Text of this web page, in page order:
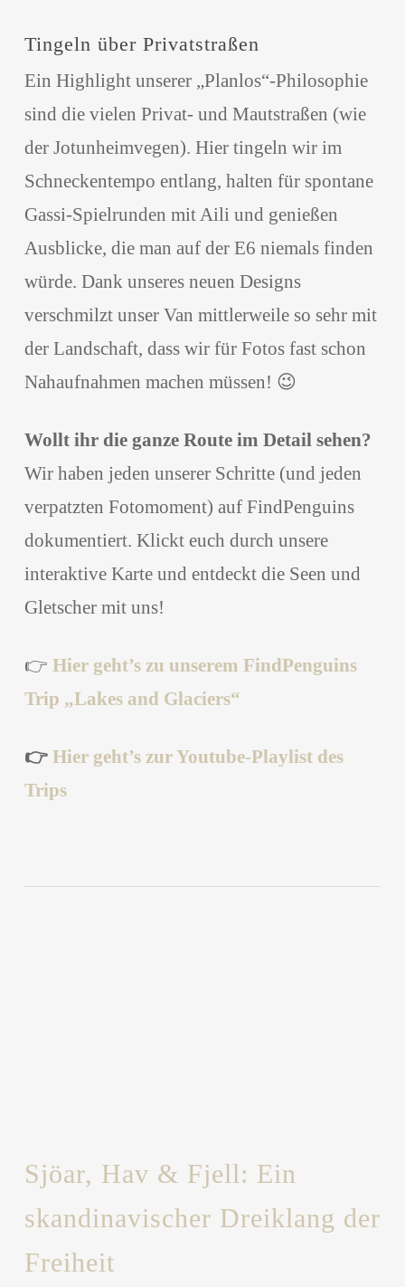
Tingeln über Privatstraßen
Ein Highlight unserer „Planlos“-Philosophie
sind die vielen Privat- und Mautstraßen (wie
der Jotunheimvegen). Hier tingeln wir im
Schneckentempo entlang, halten für spontane
Gassi-Spielrunden mit Aili und genießen
Ausblicke, die man auf der E6 niemals finden
würde. Dank unseres neuen Designs
verschmilzt unser Van mittlerweile so sehr mit
der Landschaft, dass wir für Fotos fast schon
Nahaufnahmen machen müssen! 😉
Wollt ihr die ganze Route im Detail sehen?
Wir haben jeden unserer Schritte (und jeden
verpatzten Fotomoment) auf FindPenguins
dokumentiert. Klickt euch durch unsere
interaktive Karte und entdeckt die Seen und
Gletscher mit uns!
👉 Hier geht’s zu unserem FindPenguins
Trip „Lakes and Glaciers“
👉 Hier geht’s zur Youtube-Playlist des
Trips
Sjöar, Hav & Fjell: Ein
skandinavischer Dreiklang der
Freiheit